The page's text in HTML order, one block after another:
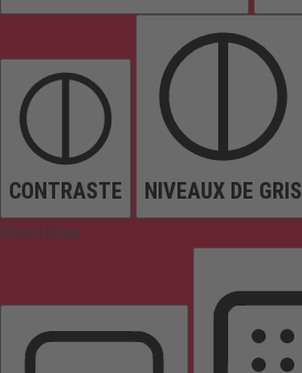
CONTRASTE NIVEAUX DE GRIS
Orientation